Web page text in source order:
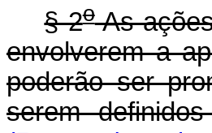
§ 2oAs
envolverem a
poderão ser
serem